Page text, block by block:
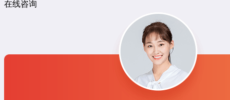
在线咨询